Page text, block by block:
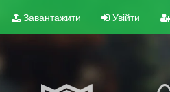
Завантажити Увійти